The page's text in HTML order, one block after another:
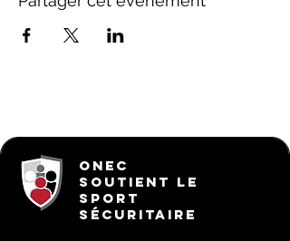
ONEC
SOUTIENT LE
SPORT
SÉCURITAIRE